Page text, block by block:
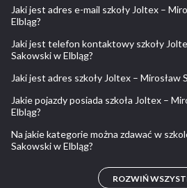
Tak, istnieje taka możliwość.
BADANIE LEKARSKIE TYLKO 100 zł
Jaki jest adres e-mail szkoły Joltex –
Elbląg?
joltex@joltex.org
Jaki jest telefon kontaktowy szkoły
Sakowski w Elbląg?
503060770, 503005578
Jaki jest adres szkoły Joltex – Mirosław
Hetmańska 26, 82-300 Elbląg, Polska
Jakie pojazdy posiada szkoła Joltex –
Elbląg?
Kia Rio
Na jakie kategorie można zdawać w
Sakowski w Elbląg?
ROZWIŃ